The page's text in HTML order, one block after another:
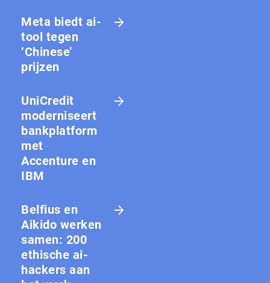
Meta biedt ai-
tool tegen
‘Chinese’
prijzen
UniCredit
moderniseert
bankplatform
met
Accenture en
IBM
Belfius en
Aikido werken
samen: 200
ethische ai-
hackers aan